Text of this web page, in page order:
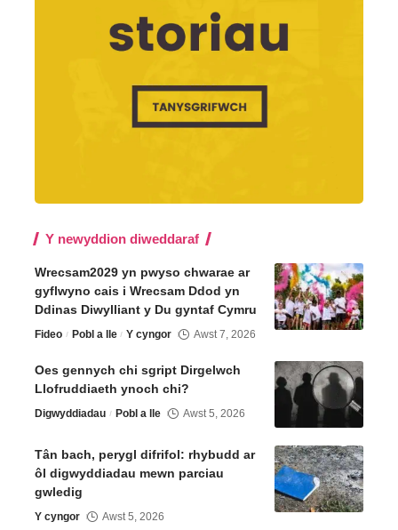
Y newyddion diweddaraf
Wrecsam2029 yn pwyso chwarae ar
gyflwyno cais i Wrecsam Ddod yn
Ddinas Diwylliant y Du gyntaf Cymru
Fideo Pobl a lle Y cyngor Awst 7, 2026
Oes gennych chi sgript Dirgelwch
Llofruddiaeth ynoch chi?
Digwyddiadau Pobl a lle Awst 5, 2026
Tân bach, perygl difrifol: rhybudd ar
ôl digwyddiadau mewn parciau
gwledig
Y cyngor Awst 5, 2026